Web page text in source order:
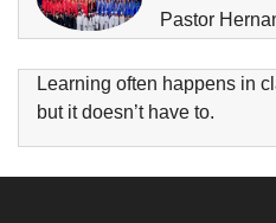
Pastor
Learning often happens in
but it doesn’t have to.